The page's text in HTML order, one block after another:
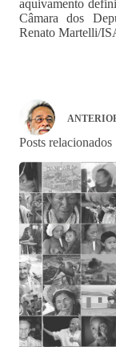
aquivamento
Câmara dos
Renato Martelli/
Posts relacionados